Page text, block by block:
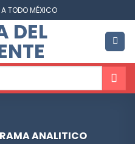
TODO MÉXICO
ANALITICO